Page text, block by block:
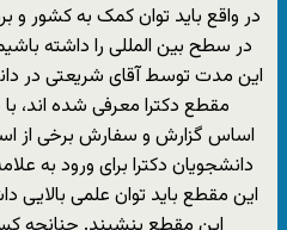
در واقع باید توان کمک به کشور
در سطح بین المللی را داشته
این مدت توسط آقای شریعتی در
مقطع دکترا معرفی شده اند،
اساس گزارش و سفارش برخی از
دانشجویان دکترا برای ورود به
این مقطع باید توان علمی بالایی